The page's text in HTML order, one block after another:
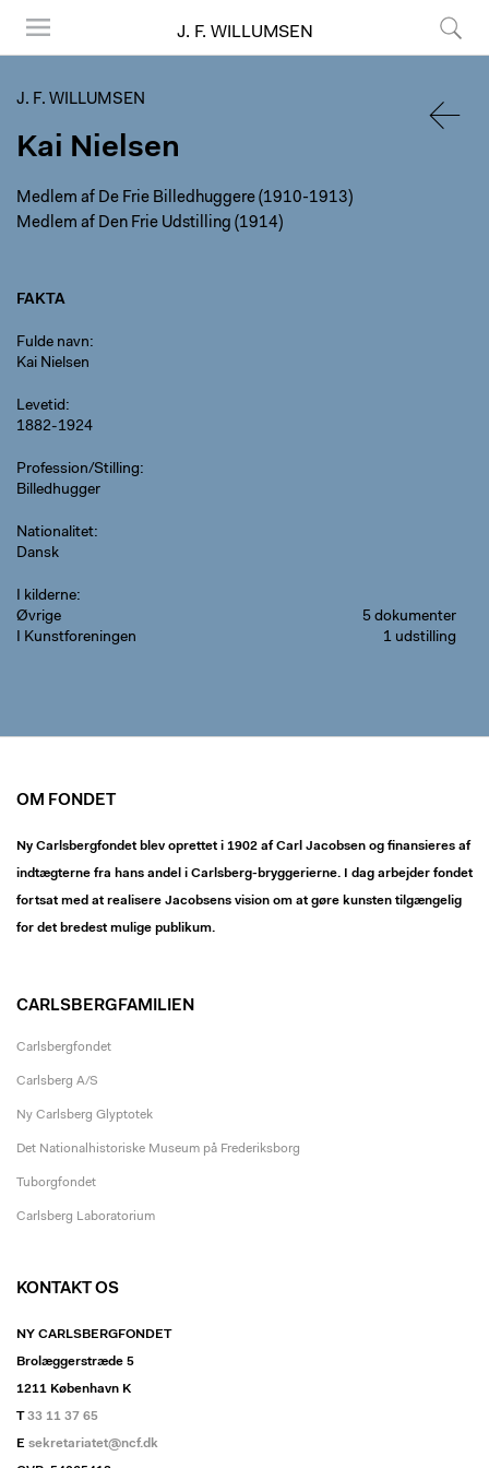
J. F. WILLUMSEN
J. F. WILLUMSEN
Kai Nielsen
Medlem af De Frie Billedhuggere (1910-1913)
Medlem af Den Frie Udstilling (1914)
FAKTA
Fulde navn
Kai Nielsen
Levetid
1882-1924
Profession/Stilling
Billedhugger
Nationalitet
Dansk
I kilderne
Øvrige
5 dokumenter
I Kunstforeningen
1 udstilling
OM FONDET
Ny Carlsbergfondet blev oprettet i 1902 af Carl Jacobsen og finansieres af
indtægterne fra hans andel i Carlsberg-bryggerierne. I dag arbejder fondet
fortsat med at realisere Jacobsens vision om at gøre kunsten tilgængelig
for det bredest mulige publikum.
CARLSBERGFAMILIEN
Carlsbergfondet
Carlsberg A/S
Ny Carlsberg Glyptotek
Det Nationalhistoriske Museum på Frederiksborg
Tuborgfondet
Carlsberg Laboratorium
KONTAKT OS
NY CARLSBERGFONDET
Brolæggerstræde 5
1211 København K
T33 11 37 65
E sekretariatet@ncf.dk